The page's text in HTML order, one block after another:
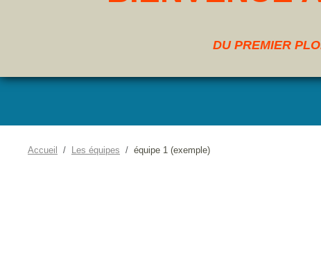
DU PREMIER
Accueil Les équipes équipe 1 (exemple)